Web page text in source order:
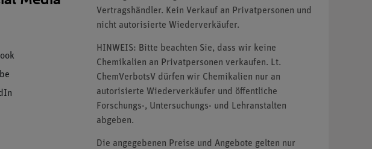
Vertragshändler. Kein Verkauf an Privatpersonen und
nicht autorisierte Wiederverkäufer.
HINWEIS: Bitte beachten Sie, dass wir keine
Chemikalien an Privatpersonen verkaufen. Lt.
ChemVerbotsV dürfen wir Chemikalien nur an
autorisierte Wiederverkäufer und öffentliche
Forschungs-, Untersuchungs- und Lehranstalten
abgeben.
Die angegebenen Preise und Angebote gelten nur